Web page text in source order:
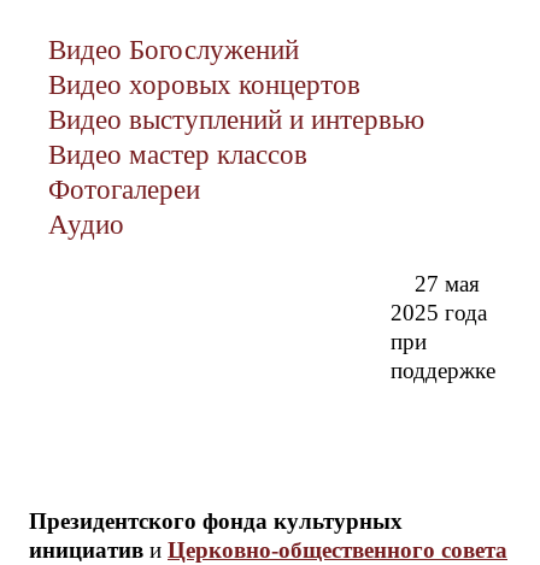
Видео Богослужений
Видео хоровых концертов
Видео выступлений и интервью
Видео мастер классов
Фотогалереи
Аудио
27 мая
2025 года
при
поддержке
Президентского фонда культурных
инициатив и Церковно-общественного совета